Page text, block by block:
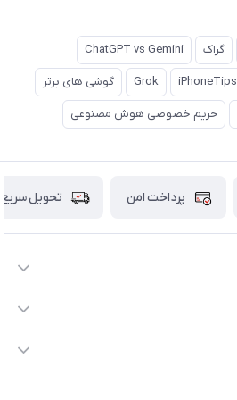
گراک ChatGPT vs Gemini
iPhoneTips
Grok گوشی های برتر
حریم خصوصی هوش مصنوعی
پرداخت امن تحویل سریع